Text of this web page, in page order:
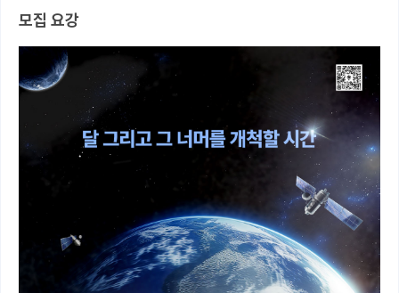
반도체 아카데미
재팬라운지 🌸
모집 요강